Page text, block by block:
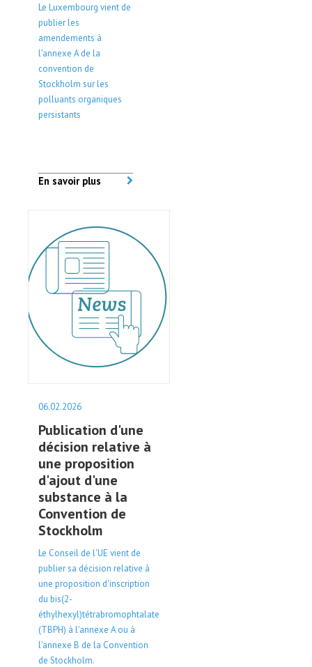
Le Luxembourg vient de
publier les
amendements à
l’annexe A de la
convention de
Stockholm sur les
polluants organiques
persistants
En savoir plus
06.02.2026
Publication d'une
décision relative à
une proposition
d'ajout d'une
substance à la
Convention de
Stockholm
Le Conseil de l'UE vient de
publier sa décision relative à
une proposition d'inscription
du bis(2-
éthylhexyl)tétrabromophtalate
(TBPH) à l'annexe A ou à
l'annexe B de la Convention
de Stockholm.